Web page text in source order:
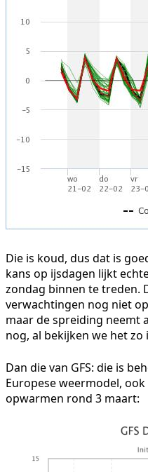
Die is koud, dus dat is
kans op ijsdagen lijkt
zondag binnen te treden.
verwachtingen nog niet
maar de spreiding neemt
nog, al bekijken we het
Dan die van GFS: die is
Europese weermodel, ook
opwarmen rond 3 maart: